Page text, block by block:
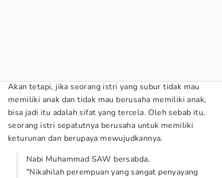
Akan tetapi, jika seorang istri yang subur tidak mau
memiliki anak dan tidak mau berusaha memiliki anak,
bisa jadi itu adalah sifat yang tercela. Oleh sebab itu,
seorang istri sepatutnya berusaha untuk memiliki
keturunan dan berupaya mewujudkannya.
Nabi Muhammad SAW bersabda,
"Nikahilah perempuan yang sangat penyayang